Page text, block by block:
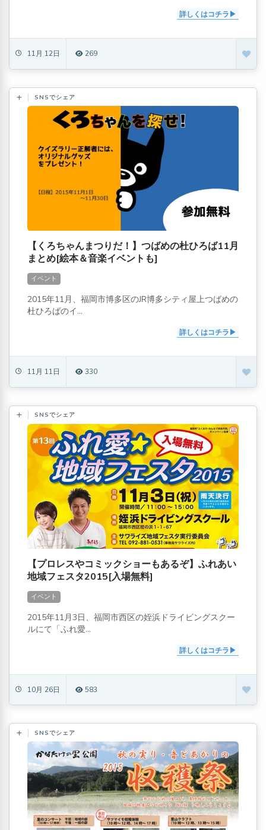
詳しくはコチラ
11月 12日 269
SNSでシェア
【くろちゃんまつりだ！】つばめの杜ひろば11月
まとめ[絵本＆音楽イベントも]
イベント
2015年11月、福岡市博多区のJR博多シティ屋上つばめの
杜ひろばのイ...
詳しくはコチラ
11月 11日 330
SNSでシェア
【プロレスやコミックショーもあるぞ】ふれあい
地域フェスタ2015[入場無料]
イベント
2015年11月3日、福岡市西区の姪浜ドライビングスクー
ルにて「ふれ愛...
詳しくはコチラ
10月 26日 583
SNSでシェア